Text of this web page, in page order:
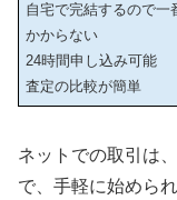
自宅で完結するので一
かからない
24時間申し込み可能
査定の比較が簡単
ネットでの取引は、
で、手軽に始められ